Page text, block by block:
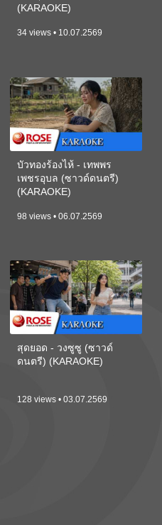
(KARAOKE)
34 views • 10.07.2569
บัวทองร้องไห้ - เทพพร
เพชรอุบล (ซาวด์ดนตรี)
(KARAOKE)
98 views • 06.07.2569
สุดยอด - วงซูซู (ซาวด์
ดนตรี) (KARAOKE)
128 views • 03.07.2569